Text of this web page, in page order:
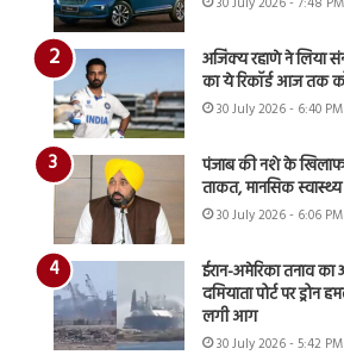
अजिंक्य रहाणे ने लिया
का ये रिकॉर्ड आज तक
30 July 2026 - 6:40 PM
पंजाब की नशे के
ताकत, मानसिक स्वास्थ्य
30 July 2026 - 6:06 PM
ईरान-अमेरिका तनाव
दमियाता पोर्ट पर
लगी आग
30 July 2026 - 5:42 PM